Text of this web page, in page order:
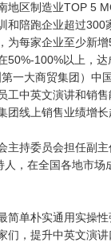
地区制造业TOP 5
和陪跑企业超过300
为每家企业至少新
50%-100%以上，达
一大商贸集团）中
工中英文演讲和销售
团线上销售业绩增
主持委员会担任副
，在全国各地市场
简单朴实通用实操性
们，提升中英文演